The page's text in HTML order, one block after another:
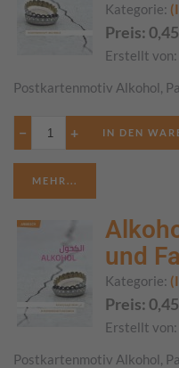
Kategorie:
Preis: 0,45
Erstellt von:
Postkartenmotiv Alkohol,
− +
MEHR...
und
Kategorie:
Preis: 0,45
Erstellt von:
Postkartenmotiv Alkohol,